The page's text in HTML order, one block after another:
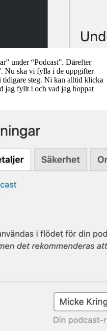
under “Podcast”. Därefter
Nu ska vi fylla i de uppgifter
tidigare steg. Ni kan alltid klicka
jag fyllt i och vad jag hoppat